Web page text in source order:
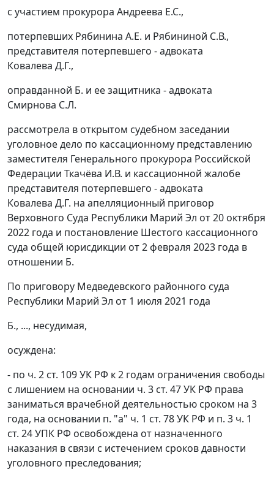
с участием прокурора Андреева Е.С.,
потерпевших Рябинина А.Е. и Рябининой С.В.,
представителя потерпевшего - адвоката
Ковалева Д.Г.,
оправданной Б. и ее защитника - адвоката
Смирнова С.Л.
рассмотрела в открытом судебном заседании
уголовное дело по кассационному представлению
заместителя Генерального прокурора Российской
Федерации Ткачёва И.В. и кассационной жалобе
представителя потерпевшего - адвоката
Ковалева Д.Г. на апелляционный приговор
Верховного Суда Республики Марий Эл от 20 октября
2022 года и постановление Шестого кассационного
суда общей юрисдикции от 2 февраля 2023 года в
отношении Б.
По приговору Медведевского районного суда
Республики Марий Эл от 1 июля 2021 года
Б., ..., несудимая,
осуждена:
- по ч. 2 ст. 109 УК РФ к 2 годам ограничения свободы
с лишением на основании ч. 3 ст. 47 УК РФ права
заниматься врачебной деятельностью сроком на 3
года, на основании п. "а" ч. 1 ст. 78 УК РФ и п. 3 ч. 1
ст. 24 УПК РФ освобождена от назначенного
наказания в связи с истечением сроков давности
уголовного преследования;